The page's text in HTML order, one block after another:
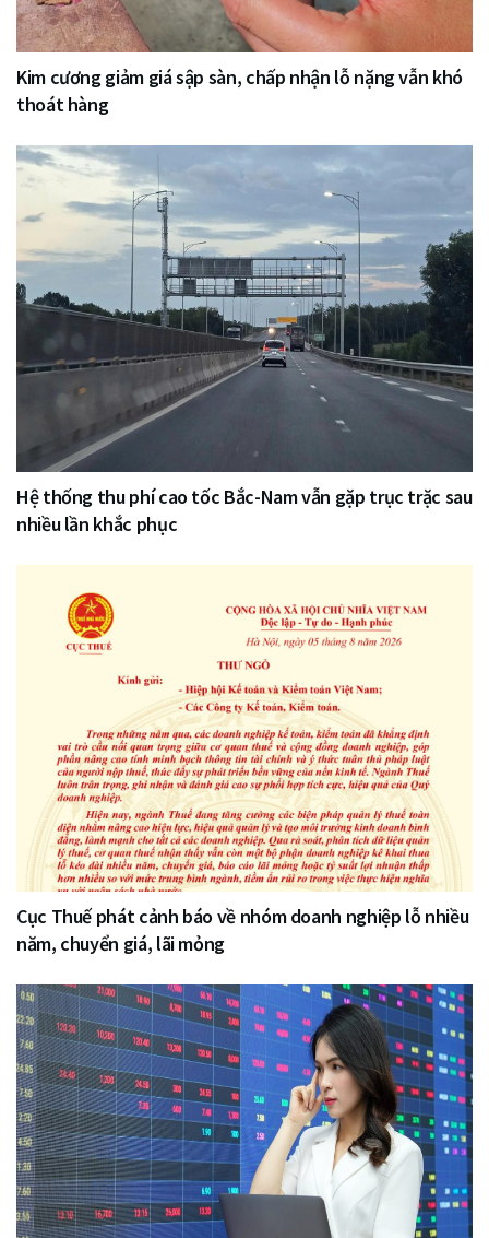
Kim cương giảm giá sập sàn, chấp nhận lỗ nặng vẫn khó
thoát hàng
Hệ thống thu phí cao tốc Bắc-Nam vẫn gặp trục trặc sau
nhiều lần khắc phục
Cục Thuế phát cảnh báo về nhóm doanh nghiệp lỗ nhiều
năm, chuyển giá, lãi mỏng